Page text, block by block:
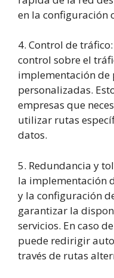
en la configuración
4. Control de
control sobre el
implementación
personalizadas.
empresas que
utilizar rutas
datos.
5. Redundancia y
la implementación
y la configuración
garantizar la
servicios. En caso
puede redirigir
través de rutas